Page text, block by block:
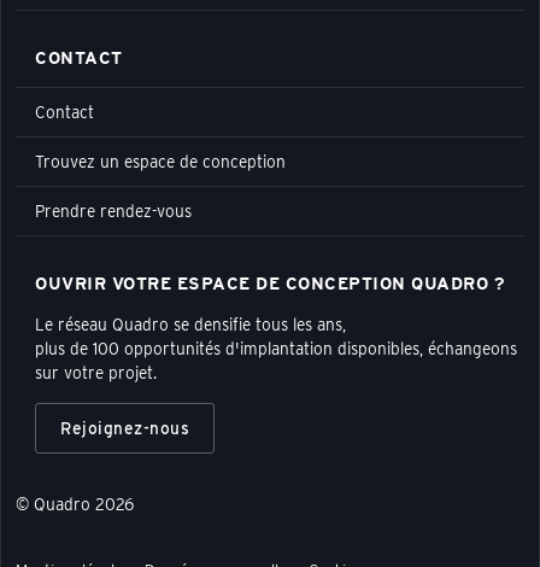
CONTACT
Contact
Trouvez un espace de conception
Prendre rendez-vous
OUVRIR VOTRE ESPACE DE CONCEPTION QUADRO ?
Le réseau Quadro se densifie tous les ans,
plus de 100 opportunités d'implantation disponibles, échangeons
sur votre projet.
Rejoignez-nous
© Quadro 2026